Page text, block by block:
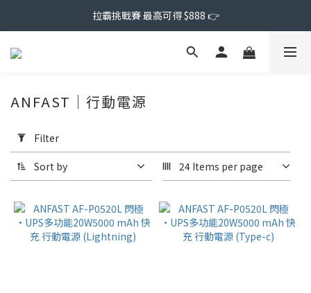
拉霸挑戰賽 最高可得 $888 👉
Filter
(0/20)
Range
(NT$)
ANFAST｜行動電源
Filter
Sort by 24 Items per page